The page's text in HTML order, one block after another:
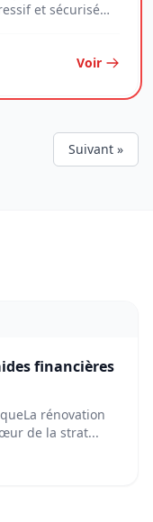
et sécurisé
Voir
Suivant »
financières
rénovation
de la strat...